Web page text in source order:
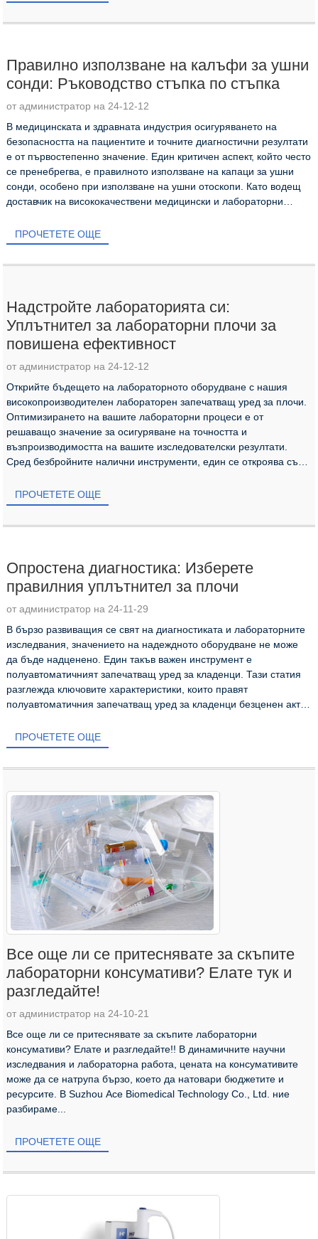
Правилно използване на калъфи за ушни
сонди: Ръководство стъпка по стъпка
от администратор на 24-12-12
В медицинската и здравната индустрия осигуряването на
безопасността на пациентите и точните диагностични резултати
е от първостепенно значение. Един критичен аспект, който често
се пренебрегва, е правилното използване на капаци за ушни
сонди, особено при използване на ушни отоскопи. Като водещ
доставчик на висококачествени медицински и лабораторни
ПРОЧЕТЕТЕ ОЩЕ
Надстройте лабораторията си:
Уплътнител за лабораторни плочи за
повишена ефективност
от администратор на 24-12-12
Открийте бъдещето на лабораторното оборудване с нашия
високопроизводителен лабораторен запечатващ уред за плочи.
Оптимизирането на вашите лабораторни процеси е от
решаващо значение за осигуряване на точността и
възпроизводимостта на вашите изследователски резултати.
Сред безбройните налични инструменти, един се откроява със
ПРОЧЕТЕТЕ ОЩЕ
Опростена диагностика: Изберете
правилния уплътнител за плочи
от администратор на 24-11-29
В бързо развиващия се свят на диагностиката и лабораторните
изследвания, значението на надеждното оборудване не може
да бъде надценено. Един такъв важен инструмент е
полуавтоматичният запечатващ уред за кладенци. Тази статия
разглежда ключовите характеристики, които правят
полуавтоматичния запечатващ уред за кладенци безценен актив
ПРОЧЕТЕТЕ ОЩЕ
Все още ли се притеснявате за скъпите
лабораторни консумативи? Елате тук и
разгледайте!
от администратор на 24-10-21
Все още ли се притеснявате за скъпите лабораторни
консумативи? Елате и разгледайте!! В динамичните научни
изследвания и лабораторна работа, цената на консумативите
може да се натрупа бързо, което да натовари бюджетите и
ресурсите. В Suzhou Ace Biomedical Technology Co., Ltd. ние
разбираме...
ПРОЧЕТЕТЕ ОЩЕ